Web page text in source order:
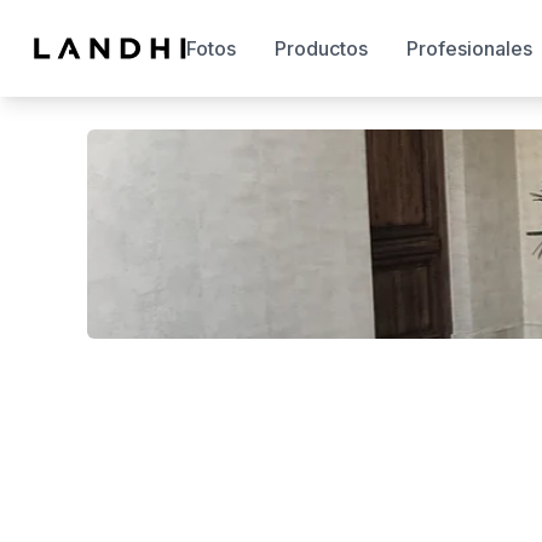
Fotos Productos Profesionales